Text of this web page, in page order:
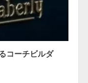
コーチビルダ